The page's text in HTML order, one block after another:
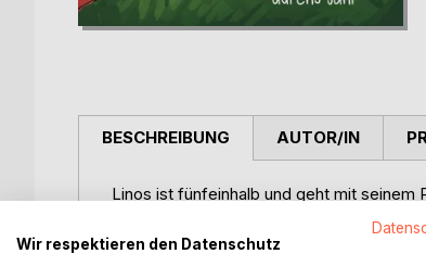
BESCHREIBUNG
Linos ist fünfeinhalb und geht mit seinem
Matschgeburtstag im Stadtpark,
Schwester Yanna dabei, den Froschkönig
AUTOR/IN
Wir respektieren den Datenschutz